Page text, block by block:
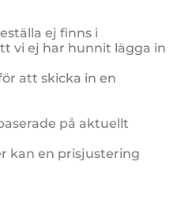
ej finns i
vi ej har hunnit lägga in
att skicka in en
på aktuellt
kan en prisjustering